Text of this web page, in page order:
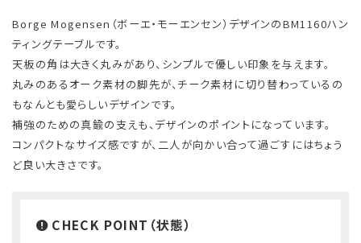
Borge Mogensen（ボーエ・モーエンセン）デザインのBM1160ハン
ティングテーブルです。
天板の角は大きく丸みがあり、シンプルで優しい印象を与えます。
丸みのあるオーク素材の脚先が、チーク素材に切り替わっているの
もなんとも愛らしいデザインです。
補強のための真鍮の支えも、デザインのポイントになっています。
コンパクトなサイズ感ですが、二人が向かい合って過ごすにはちょう
ど良い大きさです。
CHECK POINT（状態）